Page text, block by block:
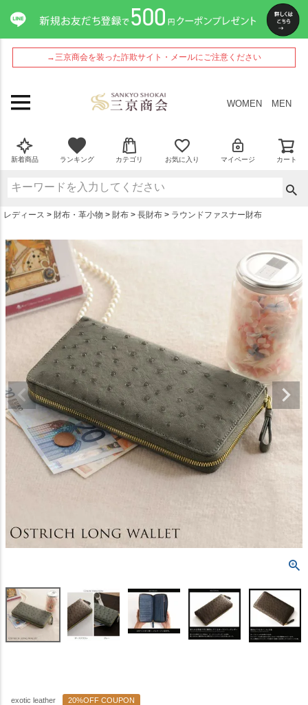
→三京商会を装った詐欺サイト・メールにご注意ください
WOMEN MEN
新着商品 ランキング カテゴリ お気に入り マイページ カート
レディース 財布・革小物 財布 長財布 ラウンドファスナー財布
exotic leather 20%OFF COUPON
ペー
ジト
ップ
へ